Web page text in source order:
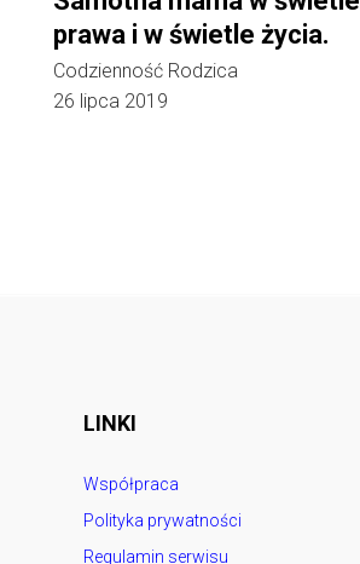
Samotna mama w świetle
prawa i w świetle życia.
26 lipca 2019
LINKI
Współpraca
Polityka prywatności
Regulamin serwisu